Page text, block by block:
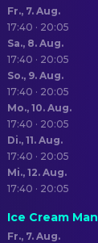
Fr., 7. Aug.
17:40 · 20:05
Sa., 8. Aug.
17:40 · 20:05
So., 9. Aug.
17:40 · 20:05
Mo., 10. Aug.
17:40 · 20:05
Di., 11. Aug.
17:40 · 20:05
Mi., 12. Aug.
17:40 · 20:05
Ice Cream Man
Fr., 7. Aug.